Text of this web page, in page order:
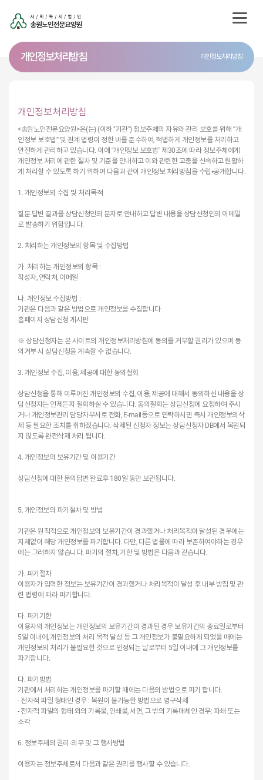
개인정보처리방침 개인정보처리방침
개인정보처리방침
<송원노인전문요양원>은(는) (이하 "기관") 정보주체의 자유와 관리 보호를 위해 “개
인정보 보호법” 및 관계 법령이 정한 바를 준수하여, 적법하게 개인정보를 처리하고
안전하게 관리하고 있습니다. 이에 “개인정보 보호법” 제30조에 따라 정보주체에게
개인정보 처리에 관한 절차 및 기준을 안내하고 이와 관련한 고충을 신속하고 원활하
게 처리할 수 있도록 하기 위하여 다음과 같이 개인정보 처리방침을 수립⦁공개합니다.
1. 개인정보의 수집 및 처리목적
질문 답변 결과를 상담신청인의 문자로 안내하고 답변 내용을 상담신청인의 이메일
로 발송하기 위함입니다.
2. 처리하는 개인정보의 항목 및 수집방법
가. 처리하는 개인정보의 항목 :
작성자, 연락처, 이메일
나. 개인정보 수집방법 :
기관은 다음과 같은 방법으로 개인정보를 수집합니다
홈페이지 상담신청 게시판
※ 상담신청자는 본 사이트의 개인정보처리방침에 동의를 거부할 권리가 있으며 동
의거부 시 상담신청을 계속할 수 없습니다.
3. 개인정보 수집, 이용, 제공에 대한 동의철회
상담신청을 통해 이루어진 개인정보의 수집, 이용, 제공에 대해서 동의하신 내용을 상
담신청자는 언제든지 철회하실 수 있습니다. 동의철회는 상담신청에 요청하여 주시
거나 개인정보관리 담당자부서로 전화, E-mail등으로 연락하시면 즉시 개인정보의삭
제 등 필요한 조치를 취하겠습니다. 삭제된 신청자 정보는 상담신청자 DB에서 복원되
지 않도록 완전삭제 처리 됩니다.
4. 개인정보의 보유기간 및 이용기간
상담신청에 대한 문의답변 완료후 180일 동안 보관됩니다.
5. 개인정보의 파기절차 및 방법
기관은 원칙적으로 개인정보의 보유기간이 경과했거나 처리목적이 달성된 경우에는
지체없이 해당 개인정보를 파기합니다. 다만, 다른 법률에 따라 보존하여야하는 경우
에는 그러하지 않습니다. 파기의 절차, 기한 및 방법은 다음과 같습니다.
가. 파기절차
이용자가 입력한 정보는 보유기간이 경과했거나 처리목적이 달성 후 내부 방침 및 관
련 법령에 따라 파기합니다.
다. 파기기한
이용자의 개인정보는 개인정보의 보유기간이 경과된 경우 보유기간의 종료일로부터
5일 이내에, 개인정보의 처리 목적 달성 등 그 개인정보가 불필요하게 되었을 때에는
개인정보의 처리가 불필요한 것으로 인정되는 날로부터 5일 이내에 그 개인정보를
파기합니다.
다. 파기방법
기관에서 처리하는 개인정보를 파기할 때에는 다음의 방법으로 파기 합니다.
- 전자적 파일 형태인 경우 : 복원이 불가능한 방법으로 영구삭제
- 전자적 파일의 형태 외의 기록물, 인쇄물, 서면, 그 밖의 기록매체인 경우: 파쇄 또는
소각
6. 정보주체의 권리·의무 및 그 행사방법
이용자는 정보주체로서 다음과 같은 권리를 행사할 수 있습니다.